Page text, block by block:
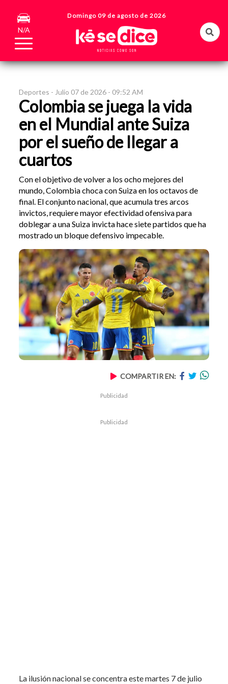
N/A
Domingo 09 de agosto de 2026
Deportes - Julio 07 de 2026 - 09:52 AM
Colombia se juega la vida
en el Mundial ante Suiza
por el sueño de llegar a
cuartos
Con el objetivo de volver a los ocho mejores del
mundo, Colombia choca con Suiza en los octavos de
final. El conjunto nacional, que acumula tres arcos
invictos, requiere mayor efectividad ofensiva para
doblegar a una Suiza invicta hace siete partidos que ha
mostrado un bloque defensivo impecable.
COMPARTIR EN:
Publicidad
Publicidad
La ilusión nacional se concentra este martes 7 de julio